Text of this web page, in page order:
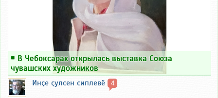
￭ В Чебоксарах открылась выставка Союза
чувашских художников
Инҫе ҫулсен сиплевӗ 4